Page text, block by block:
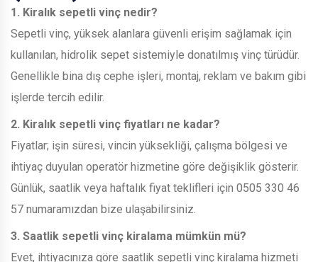
1. Kiralık sepetli vinç nedir?
Sepetli vinç, yüksek alanlara güvenli erişim sağlamak için
kullanılan, hidrolik sepet sistemiyle donatılmış vinç türüdür.
Genellikle bina dış cephe işleri, montaj, reklam ve bakım gibi
işlerde tercih edilir.
2. Kiralık sepetli vinç fiyatları ne kadar?
Fiyatlar; işin süresi, vincin yüksekliği, çalışma bölgesi ve
ihtiyaç duyulan operatör hizmetine göre değişiklik gösterir.
Günlük, saatlik veya haftalık fiyat teklifleri için 0505 330 46
57 numaramızdan bize ulaşabilirsiniz.
3. Saatlik sepetli vinç kiralama mümkün mü?
Evet, ihtiyacınıza göre saatlik sepetli vinç kiralama hizmeti